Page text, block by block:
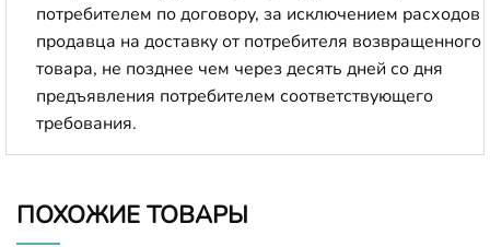
потребителем по договору, за исключением расходов
продавца на доставку от потребителя возвращенного
товара, не позднее чем через десять дней со дня
предъявления потребителем соответствующего
требования.
ПОХОЖИЕ ТОВАРЫ